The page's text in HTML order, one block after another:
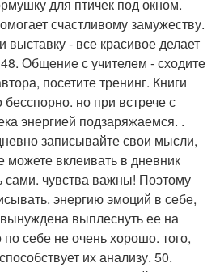
для птичек под окном.
счастливому замужеству.
выставку - все красивое делает
Общение с учителем - сходите
посетите тренинг. Книги
бесспорно. но при встрече с
энергией подзаряжаемся. .
записывайте свои мысли,
вклеивать в дневник
сами. чувства важны! Поэтому
энергию эмоций в себе,
выплеснуть ее на
себе не очень хорошо. того,
их анализу. 50.